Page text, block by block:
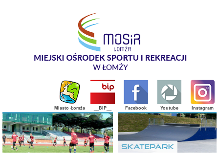
Instagram
Youtube
Facebook
__BIP__
Miasto Łomża